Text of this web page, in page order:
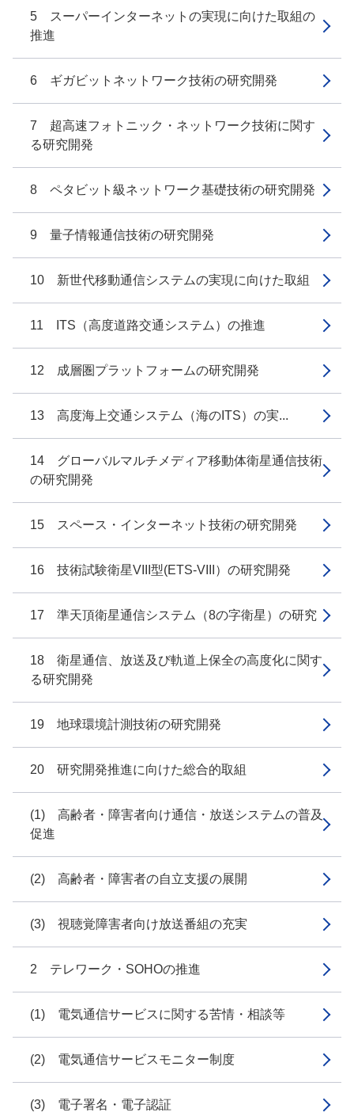
5 スーパーインターネットの実現に向けた取組の
推進
6 ギガビットネットワーク技術の研究開発
7 超高速フォトニック・ネットワーク技術に関す
る研究開発
8 ペタビット級ネットワーク基礎技術の研究開発
9 量子情報通信技術の研究開発
10 新世代移動通信システムの実現に向けた取組
11 ITS（高度道路交通システム）の推進
12 成層圏プラットフォームの研究開発
13 高度海上交通システム（海のITS）の実...
14 グローバルマルチメディア移動体衛星通信技術
の研究開発
15 スペース・インターネット技術の研究開発
16 技術試験衛星VIII型(ETS-VIII）の研究開発
17 準天頂衛星通信システム（8の字衛星）の研究
18 衛星通信、放送及び軌道上保全の高度化に関す
る研究開発
19 地球環境計測技術の研究開発
20 研究開発推進に向けた総合的取組
(1) 高齢者・障害者向け通信・放送システムの普及
促進
(2) 高齢者・障害者の自立支援の展開
(3) 視聴覚障害者向け放送番組の充実
2 テレワーク・SOHOの推進
(1) 電気通信サービスに関する苦情・相談等
(2) 電気通信サービスモニター制度
(3) 電子署名・電子認証